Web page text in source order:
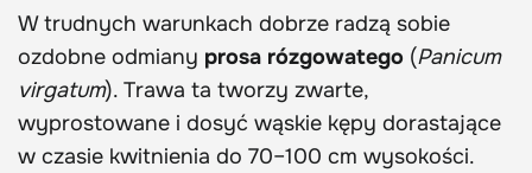
W trudnych warunkach dobrze radzą sobie
ozdobne odmiany prosa rózgowatego (Panicum
virgatum). Trawa ta tworzy zwarte,
wyprostowane i dosyć wąskie kępy dorastające
w czasie kwitnienia do 70–100 cm wysokości.